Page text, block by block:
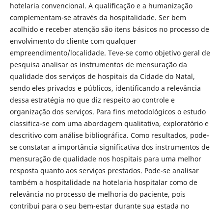
hotelaria convencional. A qualificação e a humanização
complementam-se através da hospitalidade. Ser bem
acolhido e receber atenção são itens básicos no processo de
envolvimento do cliente com qualquer
empreendimento/localidade. Teve-se como objetivo geral de
pesquisa analisar os instrumentos de mensuração da
qualidade dos serviços de hospitais da Cidade do Natal,
sendo eles privados e públicos, identificando a relevância
dessa estratégia no que diz respeito ao controle e
organização dos serviços. Para fins metodológicos o estudo
classifica-se com uma abordagem qualitativa, exploratório e
descritivo com análise bibliográfica. Como resultados, pode-
se constatar a importância significativa dos instrumentos de
mensuração de qualidade nos hospitais para uma melhor
resposta quanto aos serviços prestados. Pode-se analisar
também a hospitalidade na hotelaria hospitalar como de
relevância no processo de melhoria do paciente, pois
contribui para o seu bem-estar durante sua estada no